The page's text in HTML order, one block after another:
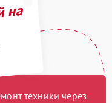
на
техники через